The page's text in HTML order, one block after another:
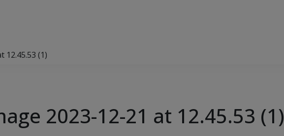
12.45.53 (1)
2023-12-21 at 12.45.53 (1)